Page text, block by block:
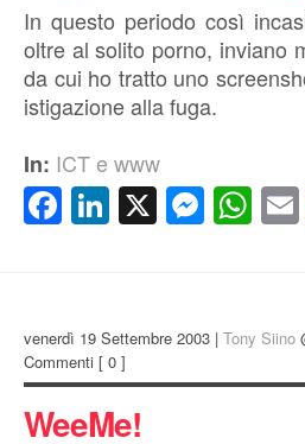
In questo periodo così
oltre al solito porno, inviano
da cui ho tratto uno
istigazione alla fuga.
In: ICT e www
Facebook
LinkedIn
X
venerdì 19 Settembre 2003 | Tony Siino
Commenti [ 0 ]
WeeMe!